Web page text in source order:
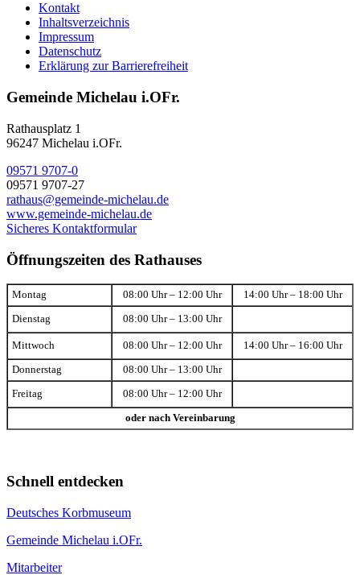
Kontakt
Inhaltsverzeichnis
Impressum
Datenschutz
Erklärung zur Barrierefreiheit
Gemeinde Michelau i.OFr.
Rathausplatz 1
96247 Michelau i.OFr.
09571 9707-0
09571 9707-27
rathaus@gemeinde-michelau.de
www.gemeinde-michelau.de
Sicheres Kontaktformular
Öffnungszeiten des Rathauses
Montag 08:00 Uhr – 12:00 Uhr 14:00 Uhr – 18:00 Uhr
Dienstag 08:00 Uhr – 13:00 Uhr
Mittwoch 08:00 Uhr – 12:00 Uhr 14:00 Uhr – 16:00 Uhr
Donnerstag 08:00 Uhr – 13:00 Uhr
Freitag 08:00 Uhr – 12:00 Uhr
oder nach Vereinbarung
Schnell entdecken
Deutsches Korbmuseum
Gemeinde Michelau i.OFr.
Mitarbeiter